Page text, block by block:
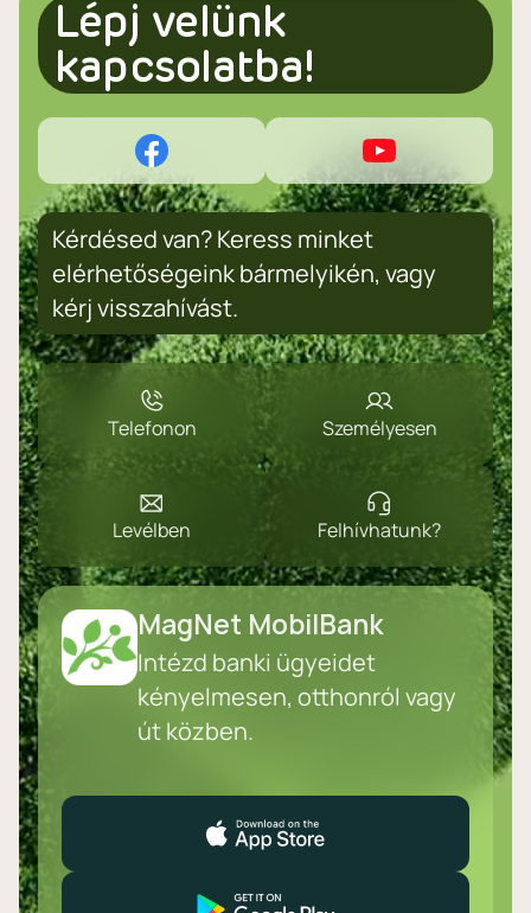
Lépj velünk
kapcsolatba!
Kérdésed van? Keress minket
elérhetőségeink bármelyikén, vagy
kérj visszahívást.
Telefonon Személyesen
Levélben Felhívhatunk?
MagNet MobilBank
Intézd banki ügyeidet
kényelmesen, otthonról vagy
út közben.